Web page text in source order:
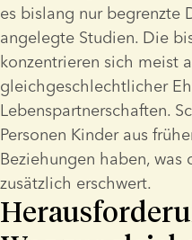
es bislang nur begrenzte
angelegte Studien. Die
konzentrieren sich meist
gleichgeschlechtlicher
Lebenspartnerschaften.
Personen Kinder aus
Beziehungen haben, was
zusätzlich erschwert.